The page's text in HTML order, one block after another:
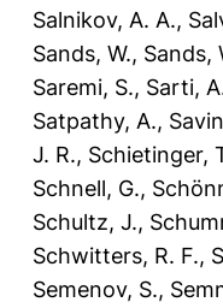
Salnikov, A. A.,
Sands, W., Sands,
Saremi, S., Sarti,
Satpathy, A.,
J. R., Schietinger,
Schnell, G.,
Schultz, J.,
Schwitters, R. F.,
Semenov, S.,